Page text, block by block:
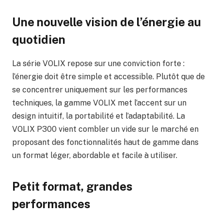
Une nouvelle vision de l’énergie au
quotidien
La série VOLIX repose sur une conviction forte :
l’énergie doit être simple et accessible. Plutôt que de
se concentrer uniquement sur les performances
techniques, la gamme VOLIX met l’accent sur un
design intuitif, la portabilité et l’adaptabilité. La
VOLIX P300 vient combler un vide sur le marché en
proposant des fonctionnalités haut de gamme dans
un format léger, abordable et facile à utiliser.
Petit format, grandes
performances